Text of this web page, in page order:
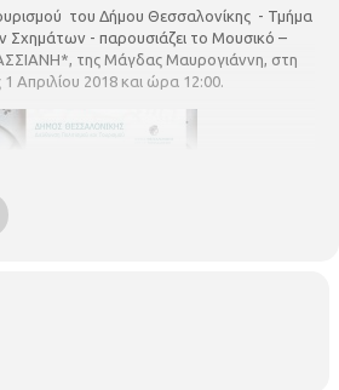
του Δήμου Θεσσαλονίκης - Τμήμα
Σχημάτων - παρουσιάζει το Μουσικό –
της Μάγδας Μαυρογιάννη, στη
1 Απριλίου 2018 και ώρα 12:00.